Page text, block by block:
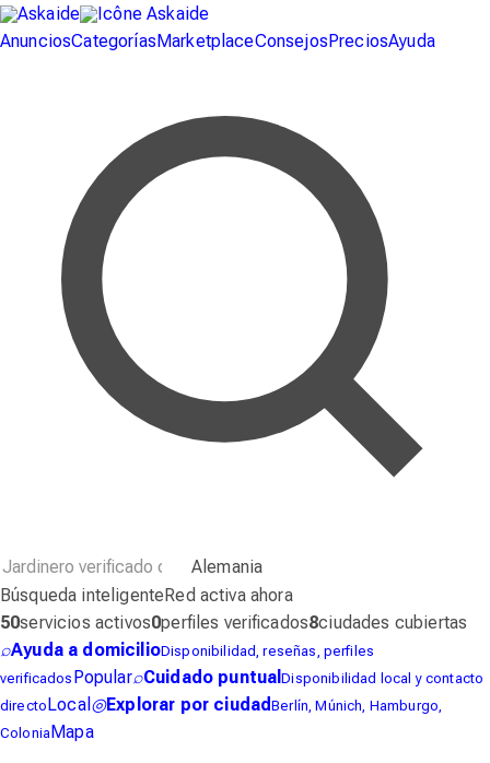
AnunciosCategoríasMarketplaceConsejosPreciosAyuda
Alemania
Búsqueda inteligenteRed activa ahora
50servicios activos0perfiles verificados8ciudades cubiertas
⌕Ayuda a domicilioDisponibilidad, reseñas, perfiles
verificados Popular⌕Cuidado puntualDisponibilidad local y contacto
directoLocal ◎Explorar por ciudadBerlín, Múnich, Hamburgo,
ColoniaMapa